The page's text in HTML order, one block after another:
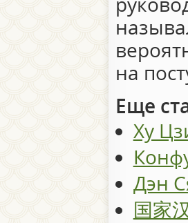
на
Еще
Ху
Дэн
国家